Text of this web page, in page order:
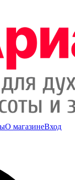
О магазинеВход